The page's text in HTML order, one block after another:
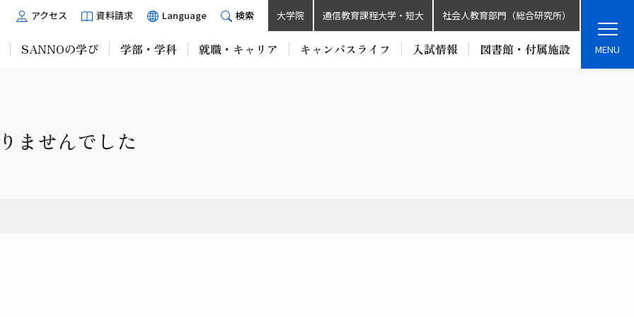
アクセス 資料請求 Language 検索 大学院 通信教育課程大学・短大 社会人教育部門（総合研究所）
SANNOの学び 学部・学科 就職・キャリア キャンパスライフ 入試情報 図書館・付属施設 MENU
ませんでした